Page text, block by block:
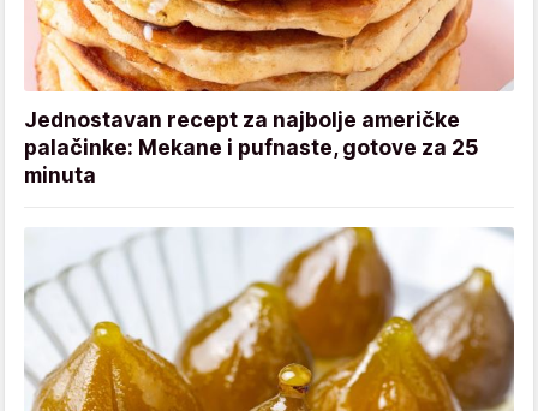
Jednostavan recept za najbolje američke
palačinke: Mekane i pufnaste, gotove za 25
minuta